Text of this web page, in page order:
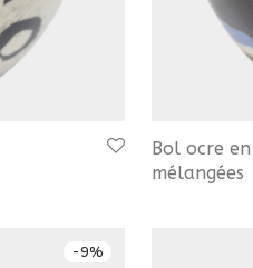
Bol ocre
mélangées
-9%